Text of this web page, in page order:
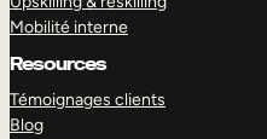
Mobilité interne
Resources
Témoignages clients
Blog